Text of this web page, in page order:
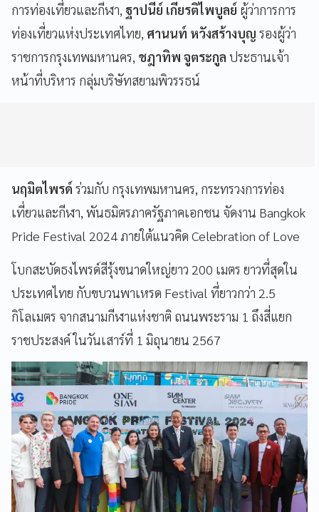
การท่องเที่ยวและกีฬา, ฐาปนีย์ เกียรติไพบูลย์ ผู้ว่าการการ
ท่องเที่ยวแห่งประเทศไทย, ศานนท์ หวังสร้างบุญ รองผู้ว่า
ราชการกรุงเทพมหานคร, ชฎาทิพ จูตระกูล ประธานเจ้า
หน้าที่บริหาร กลุ่มบริษัทสยามพิวรรธน์
นฤมิตไพรด์ ร่วมกับ กรุงเทพมหานคร, กระทรวงการท่อง
เที่ยวและกีฬา, พันธมิตรภาครัฐภาคเอกชน จัดงาน Bangkok
Pride Festival 2024 ภายใต้แนวคิด Celebration of Love
โบกสะบัดธงไพรด์สีรุ้งขนาดใหญ่ยาว 200 เมตร ยาวที่สุดใน
ประเทศไทย กับขบวนพาเหรด Festival ที่ยาวกว่า 2.5
กิโลเมตร จากสนามกีฬาแห่งชาติ ถนนพระราม 1 ถึงสี่แยก
ราชประสงค์ ในวันเสาร์ที่ 1 มิถุนายน 2567